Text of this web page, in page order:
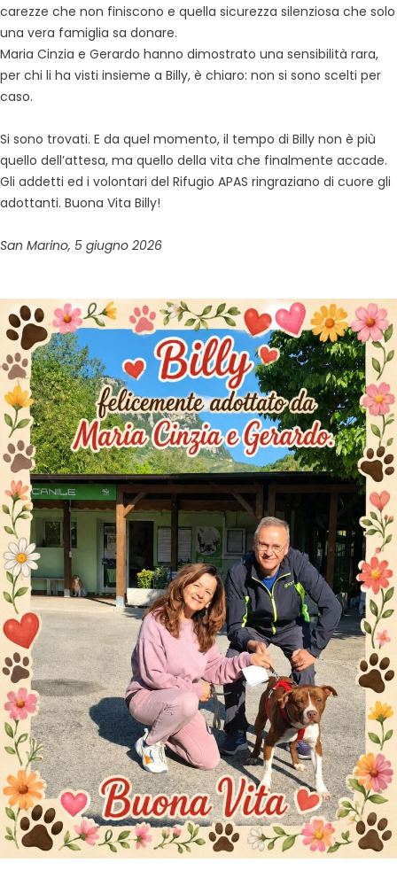
carezze che non finiscono e quella sicurezza silenziosa che solo
una vera famiglia sa donare.
Maria Cinzia e Gerardo hanno dimostrato una sensibilità rara,
per chi li ha visti insieme a Billy, è chiaro: non si sono scelti per
caso.
Si sono trovati. E da quel momento, il tempo di Billy non è più
quello dell’attesa, ma quello della vita che finalmente accade.
Gli addetti ed i volontari del Rifugio APAS ringraziano di cuore gli
adottanti. Buona Vita Billy!
San Marino, 5 giugno 2026